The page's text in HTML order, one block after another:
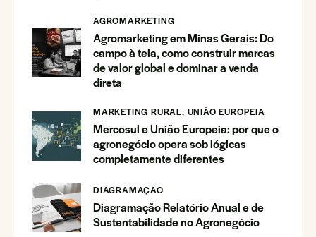
AGROMARKETING
Agromarketing em Minas Gerais: Do
campo à tela, como construir marcas
de valor global e dominar a venda
direta
MARKETING RURAL, UNIÃO EUROPEIA
Mercosul e União Europeia: por que o
agronegócio opera sob lógicas
completamente diferentes
DIAGRAMAÇÃO
Diagramação Relatório Anual e de
Sustentabilidade no Agronegócio